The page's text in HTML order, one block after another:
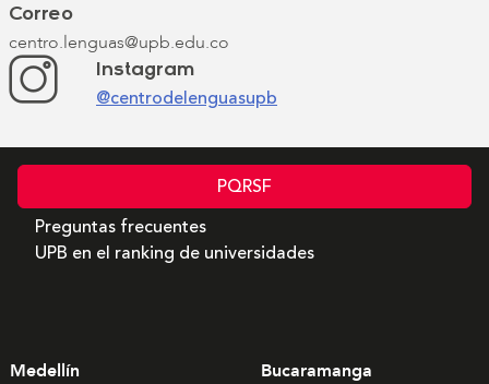
Correo
centro.lenguas@upb.edu.co
Instagram
@centrodelenguasupb
PQRSF
Preguntas frecuentes
UPB en el ranking de universidades
Medellín Bucaramanga